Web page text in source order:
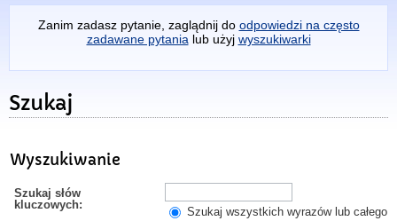
Zanim zadasz pytanie, zaglądnij do odpowiedzi na często
zadawane pytania lub użyj wyszukiwarki
Szukaj
Wyszukiwanie
Szukaj słów
kluczowych:
Szukaj wszystkich wyrazów lub całego